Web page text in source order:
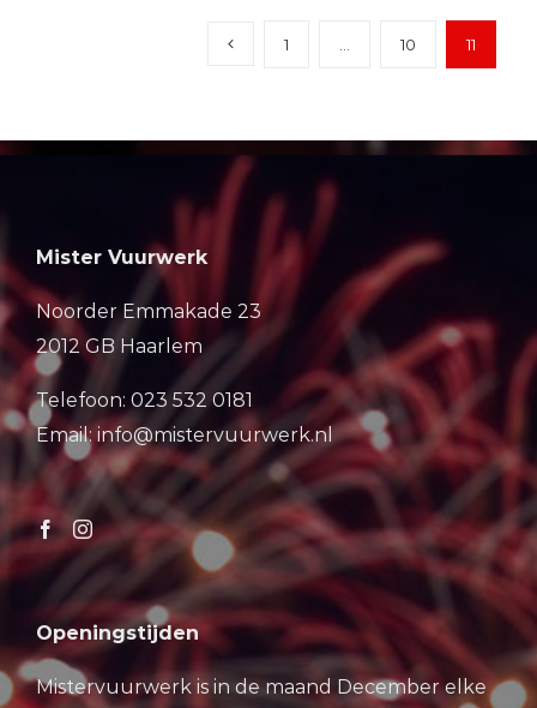
1 10 11
Mister Vuurwerk
Noorder Emmakade 23
2012 GB Haarlem
Telefoon: 023 532 0181
Email: info@mistervuurwerk.nl
Openingstijden
Mistervuurwerk is in de maand December elke